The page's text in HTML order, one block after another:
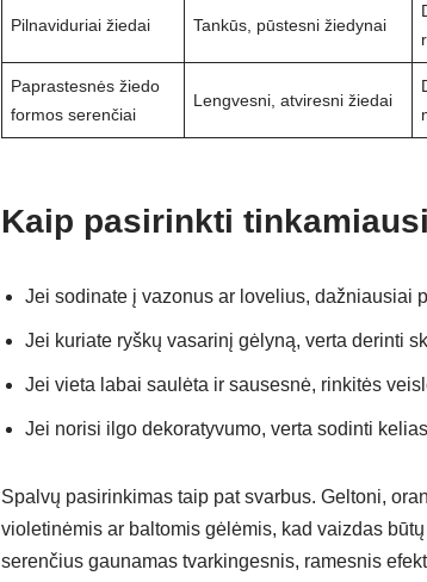
Pilnaviduriai žiedai Tankūs, pūstesni žiedynai
Paprastesnės žiedo
formos serenčiai
Lengvesni, atviresni žiedai
Kaip pasirinkti
Jei sodinate į vazonus ar lovelius, dažniausiai
Jei kuriate ryškų vasarinį gėlyną, verta derinti
Jei vieta labai saulėta ir sausesnė, rinkitės
Jei norisi ilgo dekoratyvumo, verta sodinti
Spalvų pasirinkimas taip pat svarbus. Geltoni,
violetinėmis ar baltomis gėlėmis, kad vaizdas
serenčius gaunamas tvarkingesnis, ramesnis